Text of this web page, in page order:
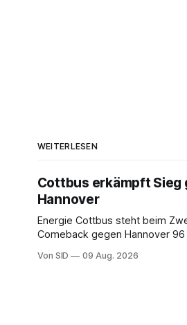
WEITERLESEN
Cottbus erkämpft Sieg
Hannover
Energie Cottbus steht beim
Comeback gegen Hannover 96
dennoch die Lausitzer.
Von SID 09 Aug. 2026